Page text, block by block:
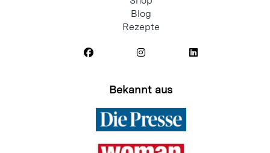
Blog
Rezepte
Bekannt aus